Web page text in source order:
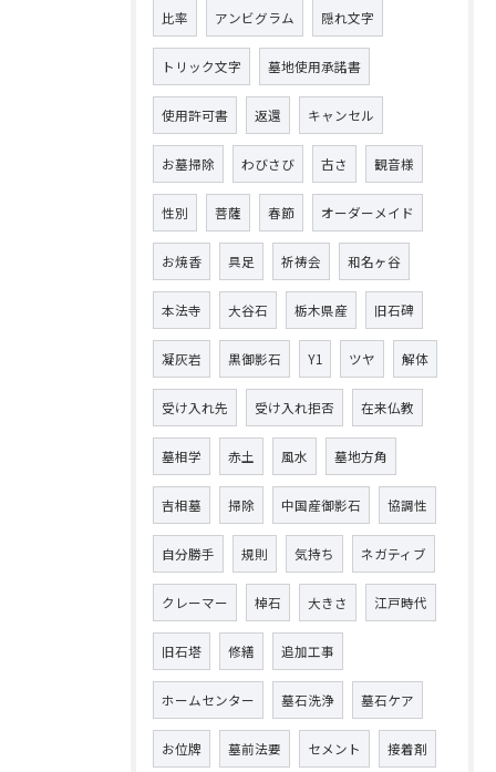
比率 アンビグラム 隠れ文字
トリック文字 墓地使用承諾書
使用許可書 返還 キャンセル
お墓掃除 わびさび 古さ 観音様
性別 菩薩 春節 オーダーメイド
お焼香 具足 祈祷会 和名ヶ谷
本法寺 大谷石 栃木県産 旧石碑
凝灰岩 黒御影石 Y1 ツヤ 解体
受け入れ先 受け入れ拒否 在来仏教
墓相学 赤土 風水 墓地方角
吉相墓 掃除 中国産御影石 協調性
自分勝手 規則 気持ち ネガティブ
クレーマー 棹石 大きさ 江戸時代
旧石塔 修繕 追加工事
ホームセンター 墓石洗浄 墓石ケア
お位牌 墓前法要 セメント 接着剤